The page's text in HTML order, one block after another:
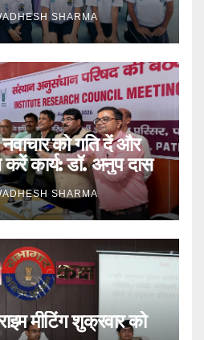
SHARMA
नवाचार को गति दें और
कार्य: डॉ. अनुप दास
SHARMA
मीटिंग शुक्रवार को